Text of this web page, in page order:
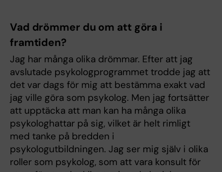
Vad drömmer du om att göra i
framtiden?
Jag har många olika drömmar. Efter att jag
avslutade psykologprogrammet trodde jag att
det var dags för mig att bestämma exakt vad
jag ville göra som psykolog. Men jag fortsätter
att upptäcka att man kan ha många olika
psykologhattar på sig, vilket är helt rimligt
med tanke på bredden i
psykologutbildningen. Jag ser mig själv i olika
roller som psykolog, som att vara konsult för